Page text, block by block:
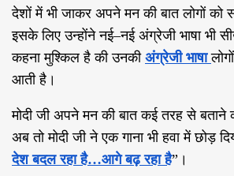
देशों में भी जाकर अपने मन की बात लोगों को
इसके लिए उन्होंने नई–नई अंग्रेजी भाषा भी
कहना मुश्किल है की उनकी अंग्रेजी भाषा
आती है।
मोदी जी अपने मन की बात कई तरह से बताने
अब तो मोदी जी ने एक गाना भी हवा में छोड़
देश बदल रहा है…आगे बढ़ रहा है” ।